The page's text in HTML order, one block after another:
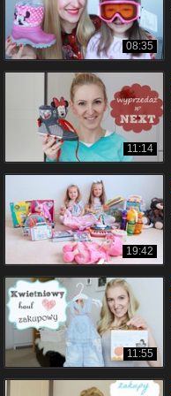
08:35
11:14
19:42
11:55